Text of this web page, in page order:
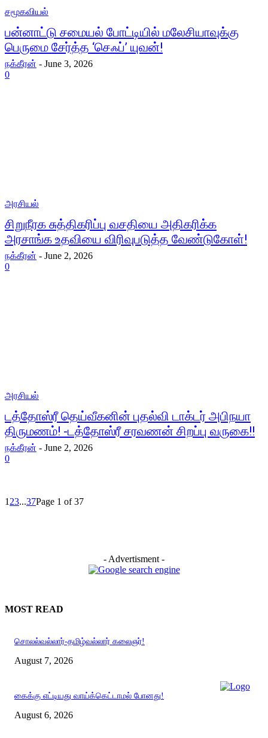
சமூகவியல்
பன்னாட்டு சமையல் போட்டியில் மலேசியாவுக்கு
பெருமை சேர்த்த ‘செஃப்’ யுவன்!
நக்கீரன் - June 3, 2026
0
அரசியல்
சிறுநீரக சுத்திகரிப்பு வசதியை அதிகரிக்க
அரசாங்க உதவியை விரிவுபடுத்த வேண்டுகோள்!
நக்கீரன் - June 2, 2026
0
அரசியல்
டத்தோஸ்ரீ தெய்வீகனின் புதல்வி டாக்டர் அபிநயா
திருமணம்! -டத்தோஸ்ரீ சரவணன் சிறப்பு வருகை!!
நக்கீரன் - June 2, 2026
0
1 23...37Page 1 of 37
- Advertisment -
MOST READ
சொலல்வல்லார்-தமிழ்வல்லார் கலைஞர்!
August 7, 2026
கைக்கு எட்டியது வாய்க்கெட்டாமல் போனது!
August 6, 2026